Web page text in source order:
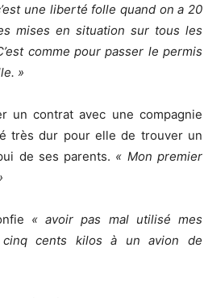
une liberté folle quand on a 20
mises en situation sur tous les
comme pour passer le permis
»
un contrat avec une compagnie
très dur pour elle de trouver un
de ses parents. « Mon premier
« avoir pas mal utilisé mes
cinq cents kilos à un avion de